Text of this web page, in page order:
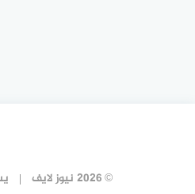
© 2026 نيوز لايف